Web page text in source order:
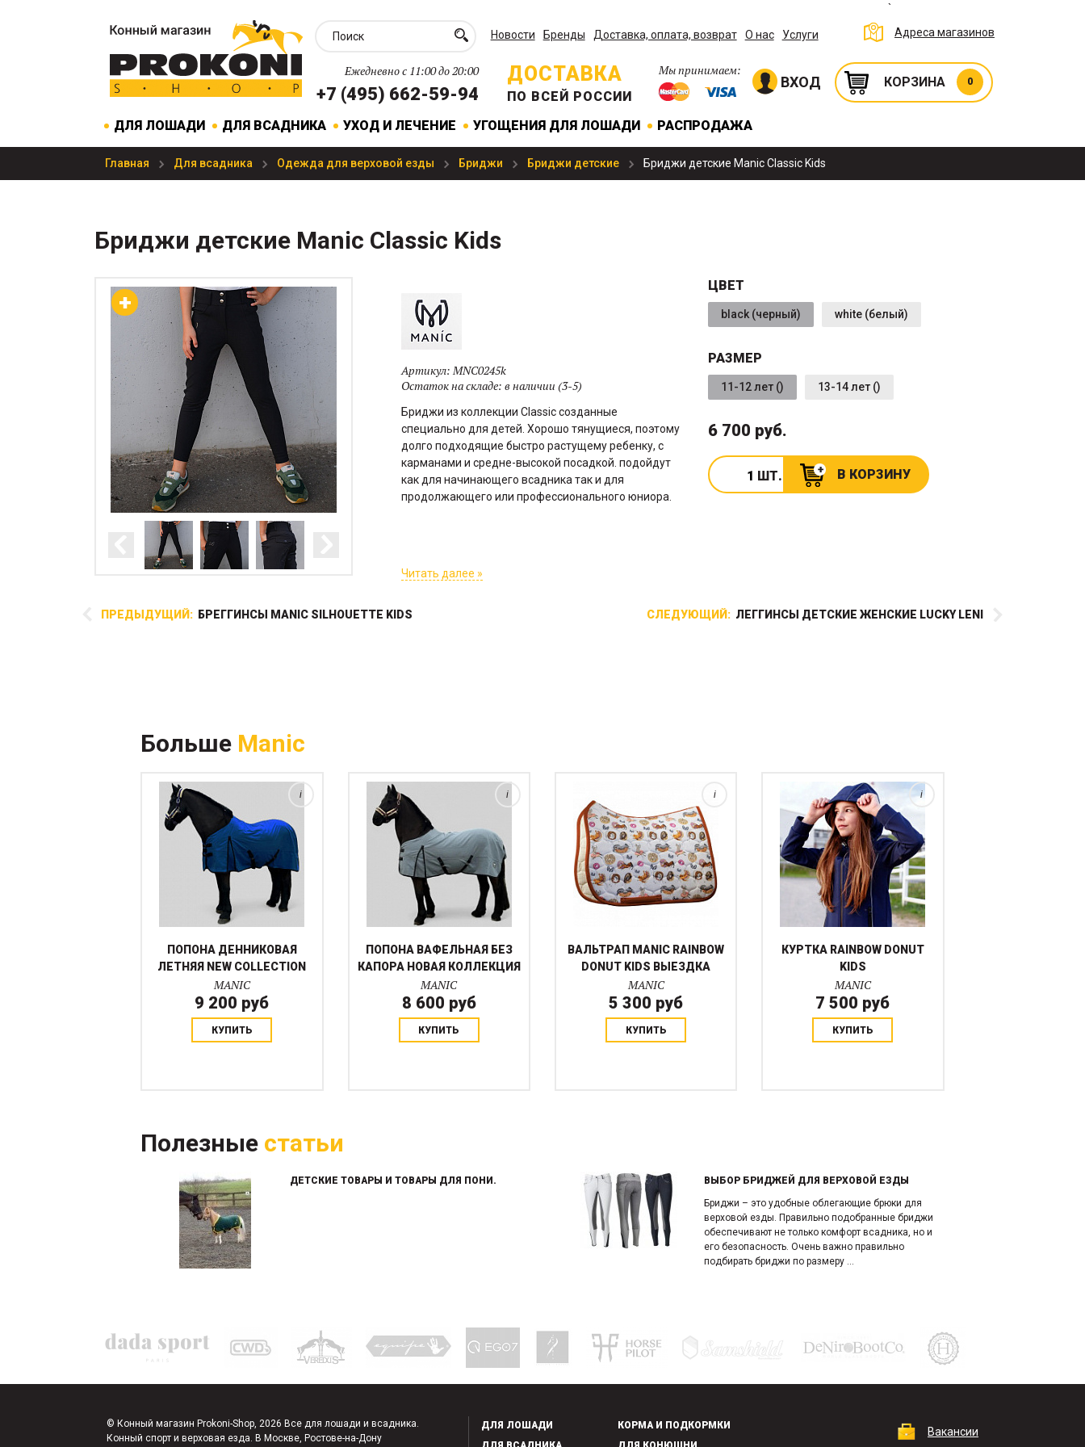
Новости Бренды Доставка, оплата, возврат О нас Услуги
`
Адреса магазинов
Ежедневно с 11:00 до 20:00
+7 (495) 662-59-94
ДОСТАВКА
ПО ВСЕЙ РОССИИ
Мы принимаем:
ВХОД КОРЗИНА 0
ДЛЯ ЛОШАДИ ДЛЯ ВСАДНИКА УХОД И ЛЕЧЕНИЕ УГОЩЕНИЯ ДЛЯ ЛОШАДИ РАСПРОДАЖА
Главная Для всадника Одежда для верховой езды Бриджи Бриджи детские Бриджи детские Manic Classic Kids
Бриджи детские Manic Classic Kids
Артикул: MNC0245k
Остаток на складе: в наличии (3-5)
Бриджи из коллекции Classic созданные
специально для детей. Хорошо тянущиеся, поэтому
долго подходящие быстро растущему ребенку, с
карманами и средне-высокой посадкой. подойдут
как для начинающего всадника так и для
продолжающего или профессионального юниора.
Читать далее »
ЦВЕТ
black (черный) white (белый)
РАЗМЕР
11-12 лет () 13-14 лет ()
6 700 руб.
ШТ. В КОРЗИНУ
ПРЕДЫДУЩИЙ: БРЕГГИНСЫ MANIC SILHOUETTE KIDS СЛЕДУЮЩИЙ: ЛЕГГИНСЫ ДЕТСКИЕ ЖЕНСКИЕ LUCKY LENI
Больше Manic
подбрюшные ремни удержат
попону на месте. Попона легко
ПОПОНА ДЕННИКОВАЯ
ЛЕТНЯЯ NEW COLLECTION
MANIC
9 200 руб
КУПИТЬ
i
ПОПОНА ВАФЕЛЬНАЯ БЕЗ
КАПОРА НОВАЯ КОЛЛЕКЦИЯ
MANIC
8 600 руб
КУПИТЬ
i
ВАЛЬТРАП MANIC RAINBOW
DONUT KIDS ВЫЕЗДКА
MANIC
5 300 руб
КУПИТЬ
i
КУРТКА RAINBOW DONUT
KIDS
MANIC
7 500 руб
КУПИТЬ
i
Полезные статьи
ДЕТСКИЕ ТОВАРЫ И ТОВАРЫ ДЛЯ ПОНИ.
ВЫБОР БРИДЖЕЙ ДЛЯ ВЕРХОВОЙ ЕЗДЫ
Бриджи – это удобные облегающие брюки для
верховой езды. Правильно подобранные бриджи
обеспечивают не только комфорт всадника, но и
его безопасность. Очень важно правильно
подбирать бриджи по размеру ...
© Конный магазин Prokoni-Shop, 2026 Все для лошади и всадника.
Конный спорт и верховая езда. В Москве, Ростове-на-Дону
ДЛЯ ЛОШАДИ
КОРМА И ПОДКОРМКИ
Вакансии